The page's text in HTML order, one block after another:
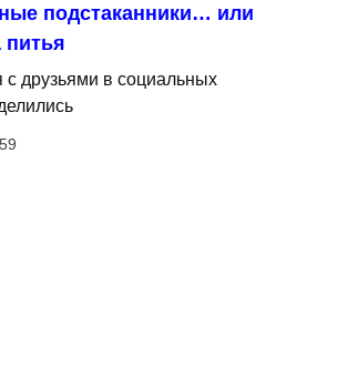
подстаканники… или
питья
с друзьями в социальных
59